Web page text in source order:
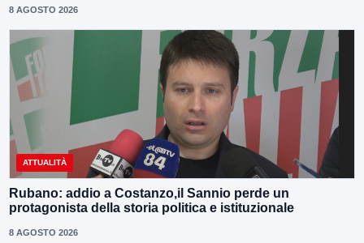
8 AGOSTO 2026
ATTUALITÀ
Rubano: addio a Costanzo,il Sannio perde un
protagonista della storia politica e istituzionale
8 AGOSTO 2026